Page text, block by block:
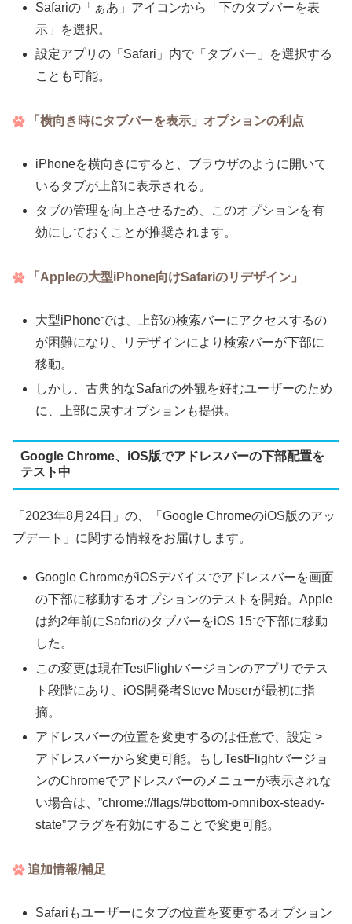
Safariの「ぁあ」アイコンから「下のタブバーを表
示」を選択。
設定アプリの「Safari」内で「タブバー」を選択する
ことも可能。
「横向き時にタブバーを表示」オプションの利点
iPhoneを横向きにすると、ブラウザのように開いて
いるタブが上部に表示される。
タブの管理を向上させるため、このオプションを有
効にしておくことが推奨されます。
「Appleの大型iPhone向けSafariのリデザイン」
大型iPhoneでは、上部の検索バーにアクセスするの
が困難になり、リデザインにより検索バーが下部に
移動。
しかし、古典的なSafariの外観を好むユーザーのため
に、上部に戻すオプションも提供。
Google Chrome、iOS版でアドレスバーの下部配置を
テスト中
「2023年8月24日」の、「Google ChromeのiOS版のアッ
プデート」に関する情報をお届けします。
Google ChromeがiOSデバイスでアドレスバーを画面
の下部に移動するオプションのテストを開始。Apple
は約2年前にSafariのタブバーをiOS 15で下部に移動
した。
この変更は現在TestFlightバージョンのアプリでテス
ト段階にあり、iOS開発者Steve Moserが最初に指
摘。
アドレスバーの位置を変更するのは任意で、設定 >
アドレスバーから変更可能。もしTestFlightバージョ
ンのChromeでアドレスバーのメニューが表示されな
い場合は、”chrome://flags/#bottom-omnibox-steady-
state”フラグを有効にすることで変更可能。
追加情報/補足
Safariもユーザーにタブの位置を変更するオプション